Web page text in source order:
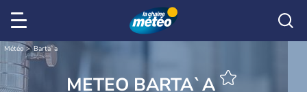
Météo Barta`a
METEO BARTA`A